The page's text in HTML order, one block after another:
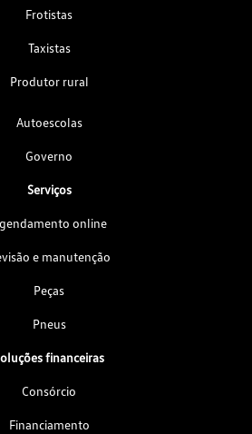
Frotistas
Taxistas
Produtor rural
Autoescolas
Governo
Serviços
online
e manutenção
Peças
Pneus
financeiras
Consórcio
Financiamento